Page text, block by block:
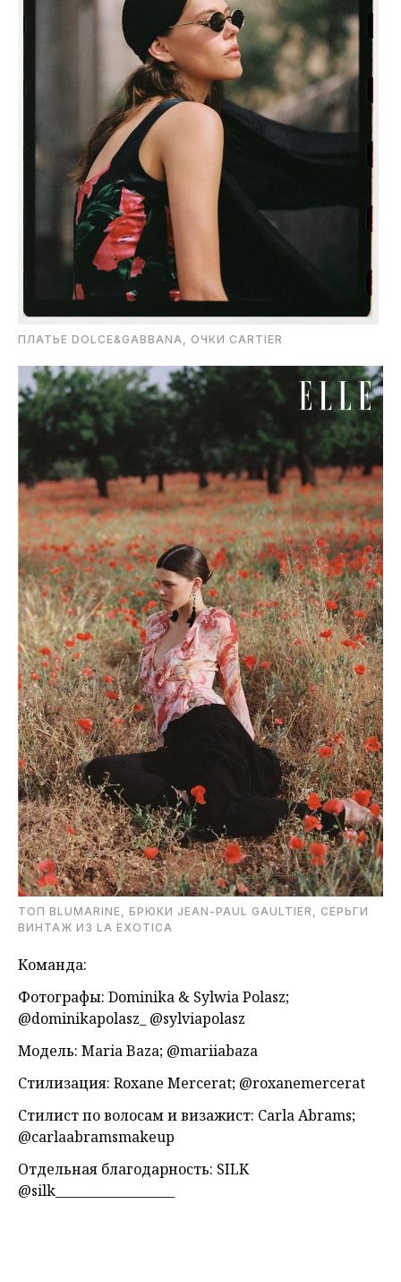
ПЛАТЬЕ DOLCE&GABBANA, ОЧКИ CARTIER
ТОП BLUMARINE, БРЮКИ JEAN-PAUL GAULTIER, СЕРЬГИ
ВИНТАЖ ИЗ LA EXOTICA
Команда:
Фотографы: Dominika & Sylwia Polasz;
@dominikapolasz_ @sylviapolasz
Модель: Maria Baza; @mariiabaza
Стилизация: Roxane Mercerat; @roxanemercerat
Стилист по волосам и визажист: Carla Abrams;
@carlaabramsmakeup
Отдельная благодарность: SILK
@silk___________________